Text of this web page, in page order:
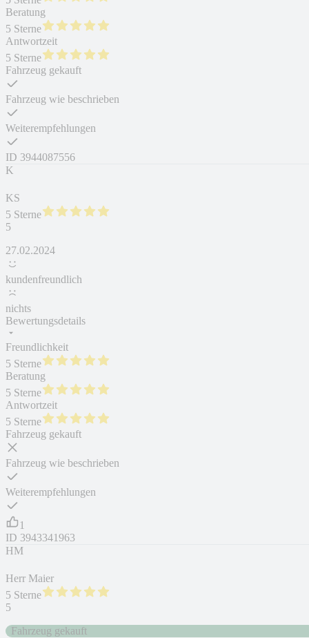
Beratung
5 Sterne
Antwortzeit
5 Sterne
Fahrzeug gekauft
Fahrzeug wie beschrieben
Weiterempfehlungen
ID 3944087556
K
KS
5 Sterne
5
27.02.2024
kundenfreundlich
nichts
Bewertungsdetails
Freundlichkeit
5 Sterne
Beratung
5 Sterne
Antwortzeit
5 Sterne
Fahrzeug gekauft
Fahrzeug wie beschrieben
Weiterempfehlungen
1
ID 3943341963
HM
Herr Maier
5 Sterne
5
Fahrzeug gekauft